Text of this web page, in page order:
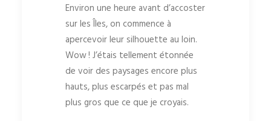
Environ une heure avant d’accoster
sur les Îles, on commence à
apercevoir leur silhouette au loin.
Wow ! J’étais tellement étonnée
de voir des paysages encore plus
hauts, plus escarpés et pas mal
plus gros que ce que je croyais.